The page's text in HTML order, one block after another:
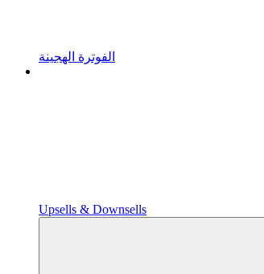
الفوترة الهجينة
Upsells & Downsells